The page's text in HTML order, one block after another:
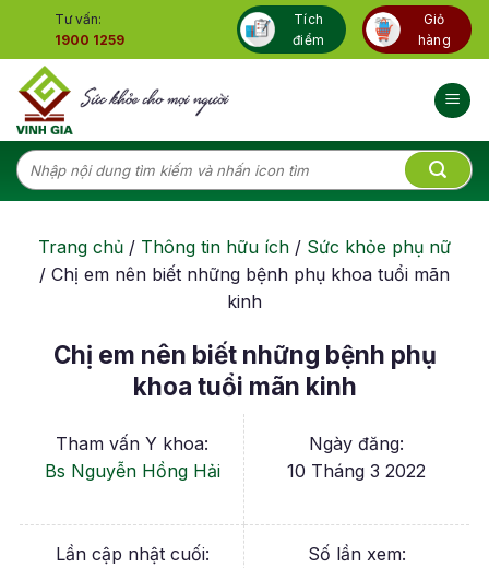
content
Tư vấn:
1900 1259
Tích
điểm
Giỏ
hàng
Tìm
kiếm:
Trang chủ / Thông tin hữu ích / Sức khỏe phụ nữ
/ Chị em nên biết những bệnh phụ khoa tuổi mãn
kinh
Chị em nên biết những bệnh phụ
khoa tuổi mãn kinh
Tham vấn Y khoa:
Bs Nguyễn Hồng Hải
Ngày đăng:
10 Tháng 3 2022
Lần cập nhật cuối:
Số lần xem: